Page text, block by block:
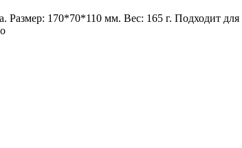
Размер: 170*70*110 мм. Вес: 165 г. Подходит